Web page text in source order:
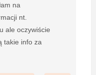
na
nt.
ale oczywiście
takie info za